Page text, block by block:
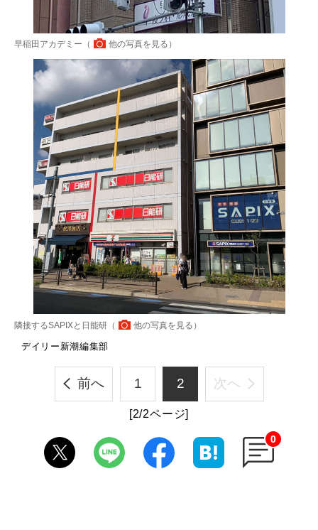
早稲田アカデミー（ 他の写真を見る ）
隣接するSAPIXと日能研（ 他の写真を見る ）
デイリー新潮編集部
前へ 1 2 次へ
[2/2ページ]
0